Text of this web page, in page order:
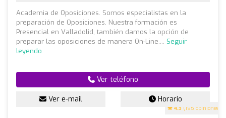
4.3 (195 opiniones)
Academia de Oposiciones. Somos especialistas en la
preparación de Oposiciones. Nuestra formación es
Presencial en Valladolid, también damos la opción de
preparar las oposiciones de manera On-Line.... Seguir
leyendo
Ver teléfono
Ver e-mail Horario